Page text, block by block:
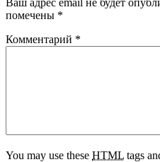
Ваш адрес email не будет
помечены *
Комментарий *
You may use these HTML tags